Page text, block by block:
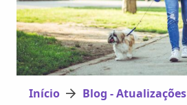
Início Blog - Atualizações